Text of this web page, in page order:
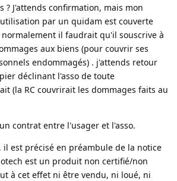
? J'attends confirmation, mais mon
par un quidam est couverte
normalement il faudrait qu'il souscrive à
aux biens (pour couvrir ses
endommagés) . j'attends retour
déclinant l'asso de toute
(la RC couvrirait les dommages faits au
contrat entre l'usager et l'asso.
il est précisé en préambule de la notice
est un produit non certifié/non
à cet effet ni être vendu, ni loué, ni